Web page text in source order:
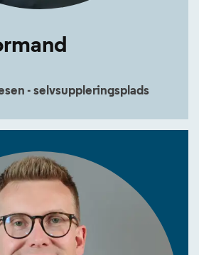
- selvsuppleringsplads